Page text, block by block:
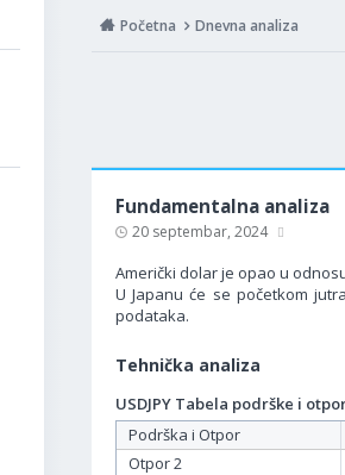
Početna Dnevna analiza
Fundamentalna analiza
20 septembar, 2024
Američki dolar je opao u
U Japanu će se početkom
podataka.
Tehnička analiza
USDJPY Tabela podrške i
Podrška i Otpor
Otpor 2